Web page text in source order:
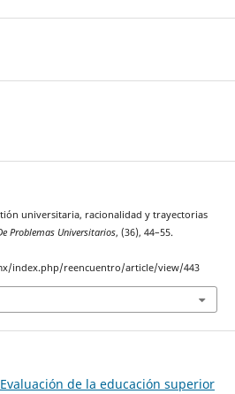
universitaria, racionalidad y trayectorias
Problemas Universitarios, (36), 44–55.
index.php/reencuentro/article/view/443
de la educación superior